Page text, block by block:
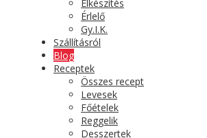
Elkészítés
Érlelő
Gy.I.K.
Szállításról
Blog
Receptek
Összes recept
Levesek
Főételek
Reggelik
Desszertek